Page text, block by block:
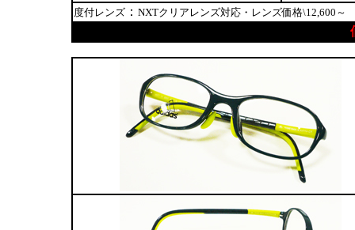
度付レンズ ： NXTクリアレンズ対応・レンズ価格\12,600～